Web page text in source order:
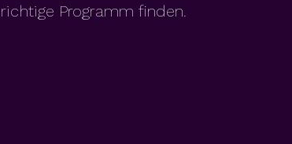
Programm finden.